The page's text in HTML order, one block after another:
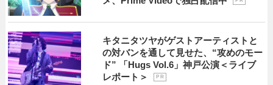
キタニタツヤがゲストアーティストと
の対バンを通して見せた、“攻めのモー
ド” 「Hugs Vol.6」神戸公演＜ライブ
レポート＞
P R